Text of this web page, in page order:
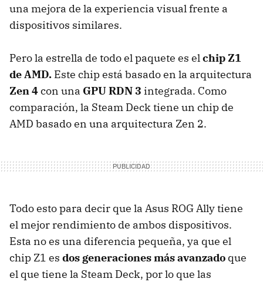
una mejora de la experiencia visual frente a
dispositivos similares.
Pero la estrella de todo el paquete es elchip Z1
de AMD. Este chip está basado en la arquitectura
Zen 4con una GPU RDN 3 integrada. Como
comparación, la Steam Deck tiene un chip de
AMD basado en una arquitectura Zen 2.
Todo esto para decir que la Asus ROG Ally tiene
el mejor rendimiento de ambos dispositivos.
Esta no es una diferencia pequeña, ya que el
chip Z1 es dos generaciones más avanzado que
el que tiene la Steam Deck, por lo que las